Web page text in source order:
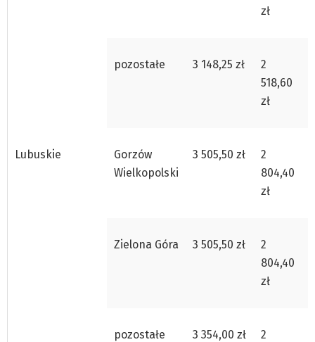
zł
pozostałe 3 148,25 zł
2
518,60
zł
Lubuskie
Gorzów
Wielkopolski
3 505,50 zł
2
804,40
zł
Zielona Góra 3 505,50 zł
2
804,40
zł
pozostałe 3 354,00 zł
2